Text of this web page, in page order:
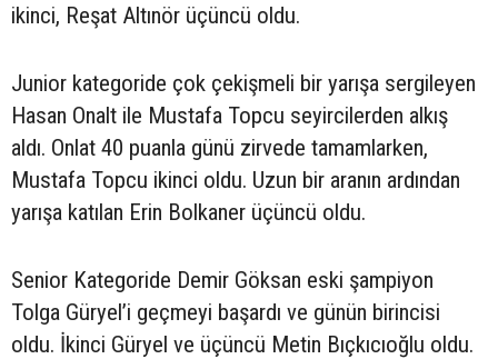
ikinci, Reşat Altınör üçüncü oldu.
Junior kategoride çok çekişmeli bir yarışa sergileyen
Hasan Onalt ile Mustafa Topcu seyircilerden alkış
aldı. Onlat 40 puanla günü zirvede tamamlarken,
Mustafa Topcu ikinci oldu. Uzun bir aranın ardından
yarışa katılan Erin Bolkaner üçüncü oldu.
Senior Kategoride Demir Göksan eski şampiyon
Tolga Güryel’i geçmeyi başardı ve günün birincisi
oldu. İkinci Güryel ve üçüncü Metin Bıçkıcıoğlu oldu.